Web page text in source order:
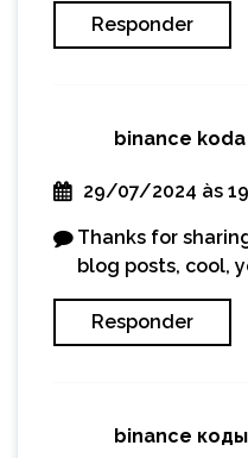
Responder
binance koda
29/07/2024 às
Thanks for
blog posts, cool,
Responder
binance коды